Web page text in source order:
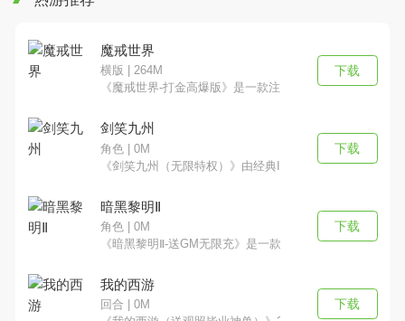
魔戒世界
横版 | 264M
《魔戒世界-打金高爆版》是一款注重PK的大型即时战斗
下载
剑笑九州
角色 | 0M
《剑笑九州（无限特权）》由经典IP改编，主要讲述了
下载
暗黑黎明Ⅱ
角色 | 0M
《暗黑黎明Ⅱ-送GM无限充》是一款超燃魔幻巨制暗黑手
下载
我的西游
回合 | 0M
下载